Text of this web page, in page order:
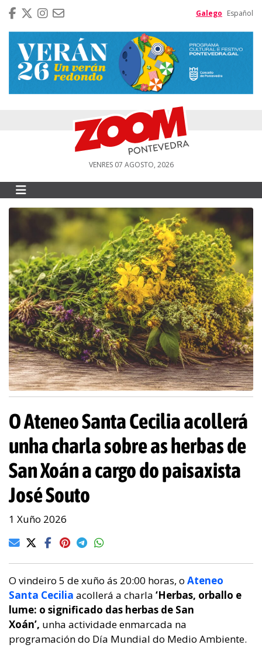
Galego Español
VENRES 07 AGOSTO, 2026
O Ateneo Santa Cecilia acollerá
unha charla sobre as herbas de
San Xoán a cargo do paisaxista
José Souto
1 Xuño 2026
O vindeiro 5 de xuño ás 20:00 horas, o Ateneo
Santa Cecilia acollerá a charla ‘Herbas, orballo e
lume: o significado das herbas de San
Xoán’, unha actividade enmarcada na
programación do Día Mundial do Medio Ambiente.